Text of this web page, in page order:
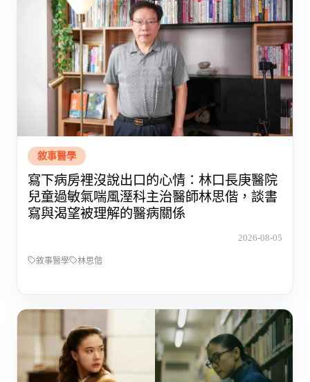
敘事醫學
寫下病房裡沒說出口的心情：林口長庚醫院
兒童過敏氣喘風溼科主治醫師林思偕，談書
寫與渴望被理解的醫病關係
2026-08-05
敘事醫學 林思偕